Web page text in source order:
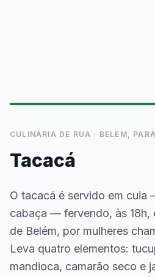
CULINÁRIA DE RUA · BELÉM, PARÁ
Tacacá
O tacacá é servido em cuia
cabaça — fervendo, às 18h,
de Belém, por mulheres
Leva quatro elementos:
mandioca, camarão seco e